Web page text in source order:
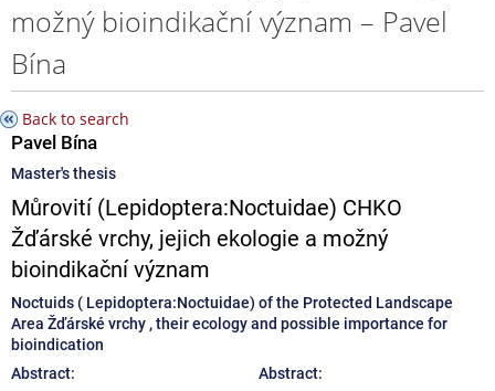
možný bioindikační význam – Pavel
Bína
Back to search
Pavel Bína
Master's thesis
Můrovití (Lepidoptera:Noctuidae) CHKO
Žďárské vrchy, jejich ekologie a možný
bioindikační význam
Noctuids ( Lepidoptera:Noctuidae) of the Protected Landscape
Area Žďárské vrchy , their ecology and possible importance for
bioindication
Abstract:
Abstract: